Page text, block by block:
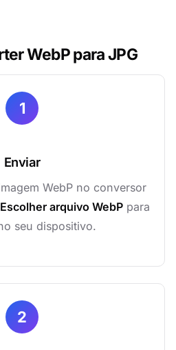
WebP para JPG
1
Enviar
WebP no conversor
Escolher arquivo WebP para
seu dispositivo.
2